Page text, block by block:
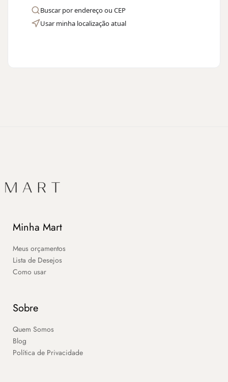
Buscar por endereço ou CEP
Usar minha localização atual
Minha Mart
Meus orçamentos
Lista de Desejos
Como usar
Sobre
Quem Somos
Blog
Política de Privacidade